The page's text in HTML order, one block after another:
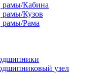
рамы/Кабина
Кузов
рамы/Рама
узел